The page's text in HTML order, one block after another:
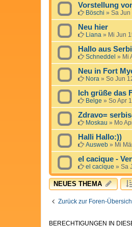
Vorstellung
Böschi » Sa Jun
Neu hier
Liana » Mi Jun
Hallo aus
Schneddel » Mi
Neu in Fort
Nora » So Jun
Ich grüße das
Belge » So Apr
Zdravo=
Moskau » Mo
Halli Hallo:))
Ausweb » Mi
el cacique -
el cacique » Sa
NEUES THEMA
Zurück zur Foren-
BERECHTIGUNGEN IN